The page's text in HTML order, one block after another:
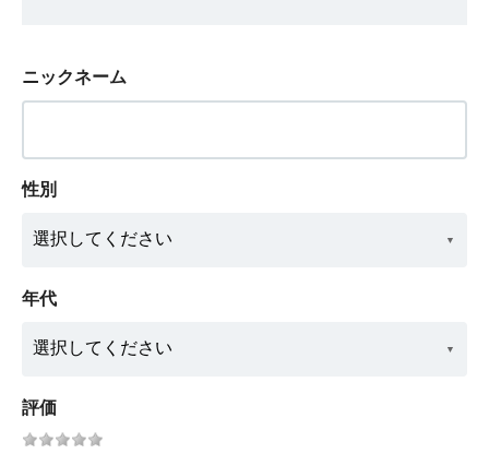
ニックネーム
性別
年代
評価